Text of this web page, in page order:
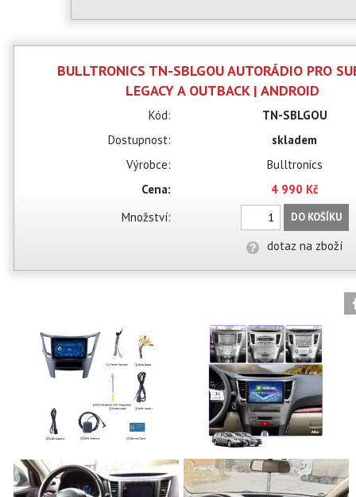
BULLTRONICS TN-SBLGOU AUTORÁDIO PRO
LEGACY A OUTBACK | ANDROID
Kód:
TN-SBLGOU
Dostupnost:
skladem
Výrobce:
Bulltronics
Cena:
4 990 Kč
Množství:
DO KOŠÍKU
dotaz na zboží